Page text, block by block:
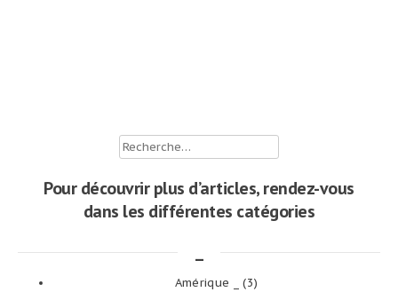
Rechercher :
Pour découvrir plus d’articles, rendez-vous
dans les différentes catégories
Amérique _
(3)